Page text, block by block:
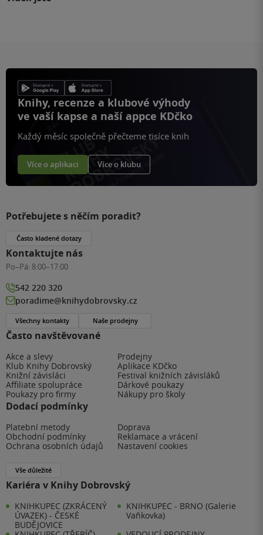
Knihy, recenze a klubové výhody
ve vaší kapse a naší appce KDčko
Každý měsíc společně přečteme tisíce knih
Více o aplikaci Více o klubu
Často navštěvované
Akce a slevy
Prodejny
Klub Knihy Dobrovský
Aplikace KDčko
Knižní závisláci
Festival knižních závisláků
Affiliate spolupráce
Dárkové poukazy
Poukazy pro firmy
Nákupy pro školy
Dodací podmínky
Platební metody
Doprava
Obchodní podmínky
Reklamace a vrácení
Ochrana osobních údajů
Nastavení cookies
Vše důležité
Kariéra v Knihy Dobrovský
KNIHKUPEC (ZKRÁCENÝ
ÚVAZEK) - ČESKÉ
BUDĚJOVICE
KNIHKUPEC - BRNO (Galerie
Vaňkovka)
Potřebujete s něčím poradit?
Často kladené dotazy
Kontaktujte nás
Po–Pá: 8:00–17:00
542 220 320
poradime@knihydobrovsky.cz
Všechny kontakty Naše prodejny